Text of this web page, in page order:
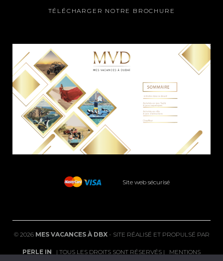
TÉLÉCHARGER NOTRE BROCHURE
Site web sécurisé
© 2026 MES VACANCES À DBX- SITE RÉALISÉ ET PROPULSÉ PAR
PERLE IN | TOUS LES DROITS SONT RÉSERVÉS | MENTIONS